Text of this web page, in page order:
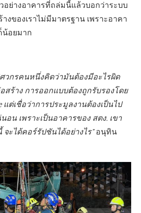
อย่างอาคารที่ถล่มนี้แล้วบอกว่าระบบ
งของเราไม่มีมาตรฐาน เพราะอาคา
น้อยมาก
วกรคนหนึ่งคิดว่ามันต้องมีอะไรผิด
สร้าง การออกแบบต้องถูกรับรองโดย
แต่เชื่อว่าการประมูลงานต้องเป็นไป
อน เพราะเป็นอาคารของ สตง. เขา
ะได้คอร์รัปชันได้อย่างไร”อนุทิน